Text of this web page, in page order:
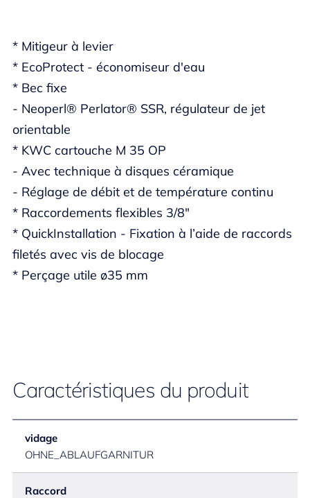
* Mitigeur à levier
* EcoProtect - économiseur d'eau
* Bec fixe
- Neoperl® Perlator® SSR, régulateur de jet
orientable
* KWC cartouche M 35 OP
- Avec technique à disques céramique
- Réglage de débit et de température continu
* Raccordements flexibles 3/8"
* QuickInstallation - Fixation à l’aide de raccords
filetés avec vis de blocage
* Perçage utile ø35 mm
Caractéristiques du produit
vidage
OHNE_ABLAUFGARNITUR
Raccord